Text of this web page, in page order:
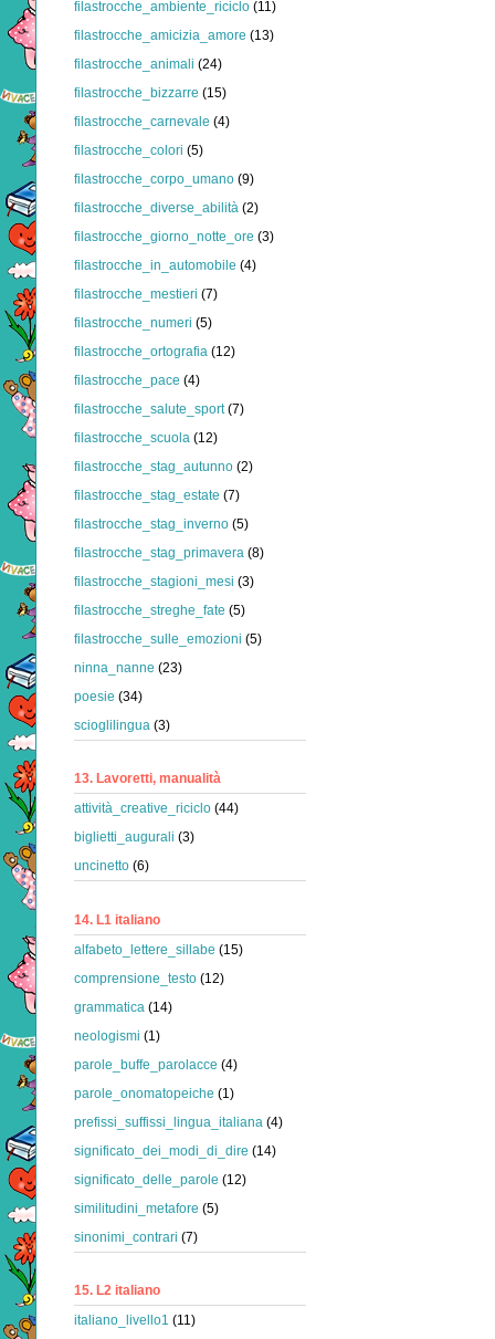
filastrocche_ambiente_riciclo (11)
filastrocche_amicizia_amore (13)
filastrocche_animali (24)
filastrocche_bizzarre (15)
filastrocche_carnevale (4)
filastrocche_colori (5)
filastrocche_corpo_umano (9)
filastrocche_diverse_abilità (2)
filastrocche_giorno_notte_ore (3)
filastrocche_in_automobile (4)
filastrocche_mestieri (7)
filastrocche_numeri (5)
filastrocche_ortografia (12)
filastrocche_pace (4)
filastrocche_salute_sport (7)
filastrocche_scuola (12)
filastrocche_stag_autunno (2)
filastrocche_stag_estate (7)
filastrocche_stag_inverno (5)
filastrocche_stag_primavera (8)
filastrocche_stagioni_mesi (3)
filastrocche_streghe_fate (5)
filastrocche_sulle_emozioni (5)
ninna_nanne (23)
poesie (34)
scioglilingua (3)
13. Lavoretti, manualità
attività_creative_riciclo (44)
biglietti_augurali (3)
uncinetto (6)
14. L1 italiano
alfabeto_lettere_sillabe (15)
comprensione_testo (12)
grammatica (14)
neologismi (1)
parole_buffe_parolacce (4)
parole_onomatopeiche (1)
prefissi_suffissi_lingua_italiana (4)
significato_dei_modi_di_dire (14)
significato_delle_parole (12)
similitudini_metafore (5)
sinonimi_contrari (7)
15. L2 italiano
italiano_livello1 (11)